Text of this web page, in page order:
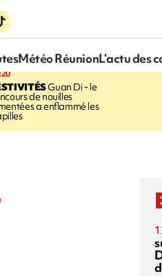
Météo RéunionL’actu des
Guan Di - le
de nouilles
a enflammé les